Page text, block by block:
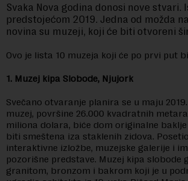
Svaka Nova godina donosi nove stvari.
predstojećom 2019. Jedna od možda
novina su muzeji, koji će biti otvoreni
Ovo je lista 10 muzeja koji će po prvi put
1. Muzej kipa Slobode, Njujork
Svečano otvaranje planira se u maju
muzej, površine 26.000 kvadratnih
miliona dolara, biće dom originalne
biti smeštena iza staklenih zidova.
interaktivne izložbe, muzejske galerije i
pozorišne predstave. Muzej kipa slobode
granitom, bronzom i bakrom koji je u